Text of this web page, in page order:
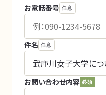
お電話番号 任意
件名 任意
お問い合わせ内容 必須